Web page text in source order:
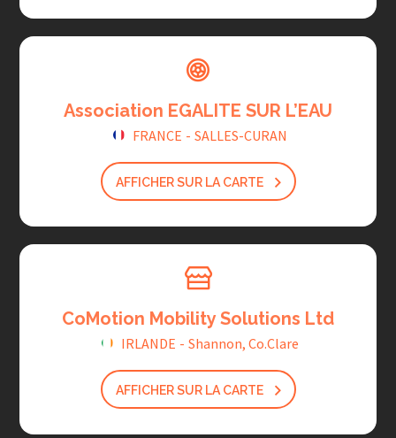
Association EGALITE SUR L’EAU
FRANCE - SALLES-CURAN
AFFICHER SUR LA CARTE
CoMotion Mobility Solutions Ltd
IRLANDE - Shannon, Co.Clare
AFFICHER SUR LA CARTE